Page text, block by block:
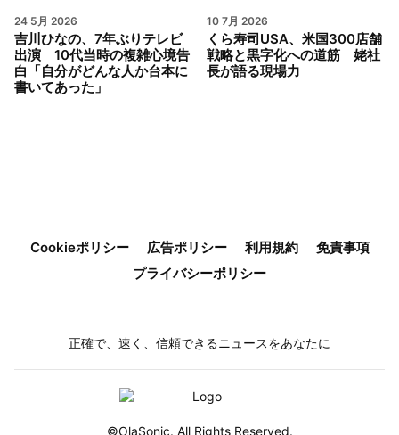
24 5月 2026
吉川ひなの、7年ぶりテレビ
出演 10代当時の複雑心境告
白「自分がどんな人か台本に
書いてあった」
10 7月 2026
くら寿司USA、米国300店舗
戦略と黒字化への道筋 姥社
長が語る現場力
Cookieポリシー 広告ポリシー 利用規約
免責事項
プライバシーポリシー
正確で、速く、信頼できるニュースをあなたに
©OlaSonic. All Rights Reserved.